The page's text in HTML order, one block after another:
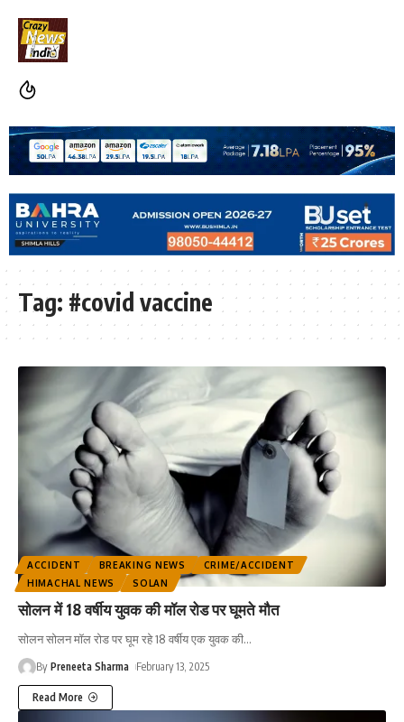
Tag: #covid vaccine
ACCIDENT BREAKING NEWS
CRIME/ACCIDENT
HIMACHAL NEWS
SOLAN
सोलन में 18 वर्षीय युवक की मॉल रोड पर घूमते मौत
सोलन सोलन मॉल रोड पर घूम रहे 18 वर्षीय एक युवक की…
By Preneeta Sharma February 13, 2025
Read More